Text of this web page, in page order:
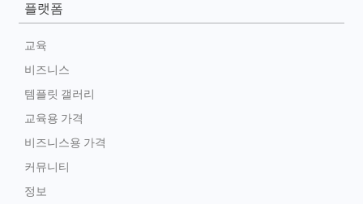
플랫폼
교육
비즈니스
템플릿 갤러리
교육용 가격
비즈니스용 가격
커뮤니티
정보